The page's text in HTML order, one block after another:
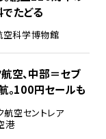
たどる
空科学博物館
空、中部＝セブ
100円セールも
航空セントレア
港